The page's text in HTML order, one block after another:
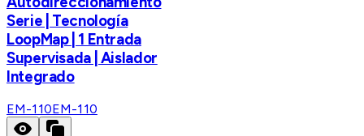
Serie | Tecnología
LoopMap | 1 Entrada
Supervisada | Aislador
Integrado
EM-110EM-110